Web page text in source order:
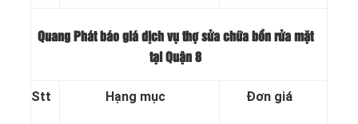
Quang Phát báo giá dịch vụ thợ sửa chữa bồn rửa mặt
tại Quận 8
Stt Hạng mục Đơn giá